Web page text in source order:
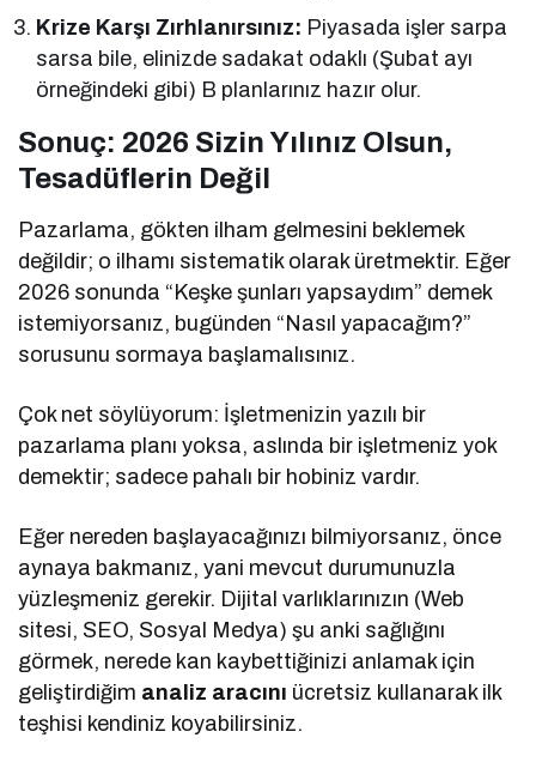
Krize Karşı Zırhlanırsınız: Piyasada işler sarpa
sarsa bile, elinizde sadakat odaklı (Şubat ayı
örneğindeki gibi) B planlarınız hazır olur.
Sonuç: 2026 Sizin Yılınız Olsun,
Tesadüflerin Değil
Pazarlama, gökten ilham gelmesini beklemek
değildir; o ilhamı sistematik olarak üretmektir. Eğer
2026 sonunda “Keşke şunları yapsaydım” demek
istemiyorsanız, bugünden “Nasıl yapacağım?”
sorusunu sormaya başlamalısınız.
Çok net söylüyorum: İşletmenizin yazılı bir
pazarlama planı yoksa, aslında bir işletmeniz yok
demektir; sadece pahalı bir hobiniz vardır.
Eğer nereden başlayacağınızı bilmiyorsanız, önce
aynaya bakmanız, yani mevcut durumunuzla
yüzleşmeniz gerekir. Dijital varlıklarınızın (Web
sitesi, SEO, Sosyal Medya) şu anki sağlığını
görmek, nerede kan kaybettiğinizi anlamak için
geliştirdiğim analiz aracını ücretsiz kullanarak ilk
teşhisi kendiniz koyabilirsiniz.